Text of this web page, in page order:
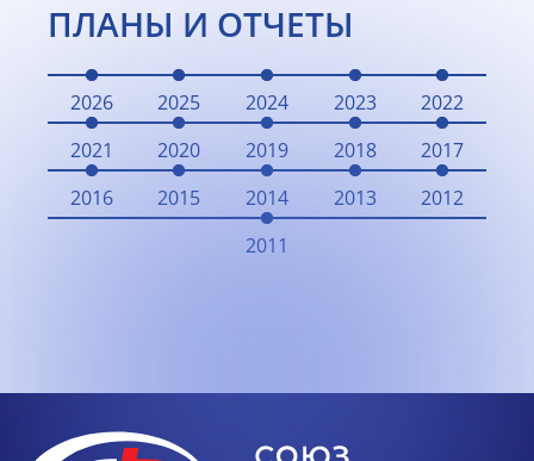
ПЛАНЫ И ОТЧЕТЫ
2026 2025 2024 2023
2022
2021
2020 2019 2018
2017
2016
2015 2014 2013
2012
2011